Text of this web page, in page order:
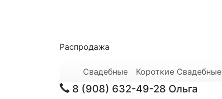
Распродажа
Свадебные Короткие Свадебные
8 (908) 632-49-28 Ольга